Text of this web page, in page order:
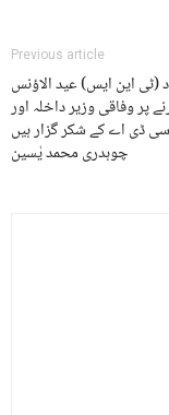
Previous article
(ٹی این ایس) عید الاؤنس
پر وفاقی وزیر داخلہ اور
ڈی اے کے شکر گزار ہیں
چوہدری محمد یٰسین